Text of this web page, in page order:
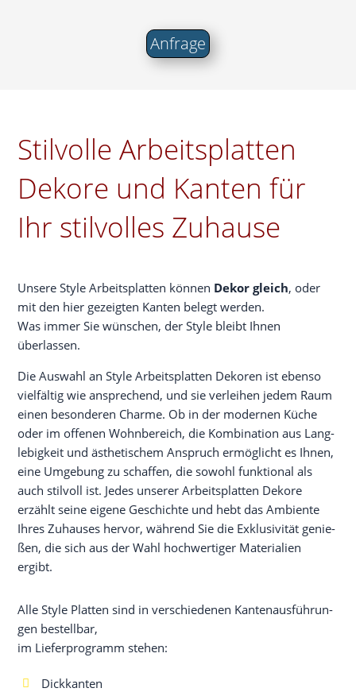
Anfra­ge
Stilvolle Arbeitsplatten
Dekore und Kanten für
Ihr stilvolles Zuhause
Unse­re Style Arbeits­plat­ten kön­nen Dekor gleich, oder
mit den hier gezeig­ten Kan­ten belegt wer­den.
Was immer Sie wün­schen, der Style bleibt Ihnen
überlassen.
Die Aus­wahl an Style Arbeits­plat­ten Deko­ren ist eben­so
viel­fäl­tig wie anspre­chend, und sie ver­lei­hen jedem Raum
einen beson­de­ren Charme. Ob in der moder­nen Küche
oder im offe­nen Wohn­be­reich, die Kom­bi­na­ti­on aus Lang­
le­big­keit und ästhe­ti­schem Anspruch ermög­licht es Ihnen,
eine Umge­bung zu schaf­fen, die sowohl funk­tio­nal als
auch stil­voll ist. Jedes unse­rer Arbeits­plat­ten Deko­re
erzählt sei­ne eige­ne Geschich­te und hebt das Ambi­en­te
Ihres Zuhau­ses her­vor, wäh­rend Sie die Exklu­si­vi­tät genie­
ßen, die sich aus der Wahl hoch­wer­ti­ger Mate­ria­li­en
ergibt.
Alle Style Plat­ten sind in ver­schie­de­nen Kan­ten­aus­füh­run­
gen bestell­bar,
im Lie­fer­pro­gramm stehen:
Dickkanten